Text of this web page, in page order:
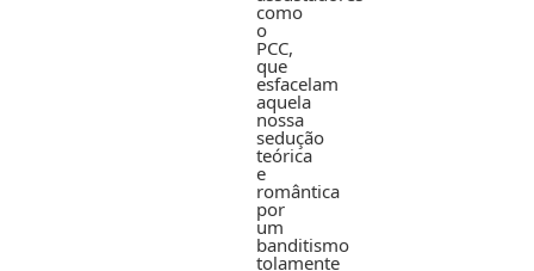
como
o
PCC,
que
esfacelam
aquela
nossa
sedução
teórica
e
romântica
por
um
banditismo
tolamente